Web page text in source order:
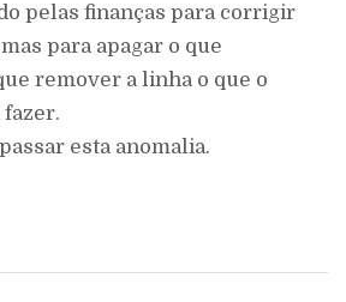
pelas finanças para corrigir
para apagar o que
remover a linha o que o
fazer.
esta anomalia.